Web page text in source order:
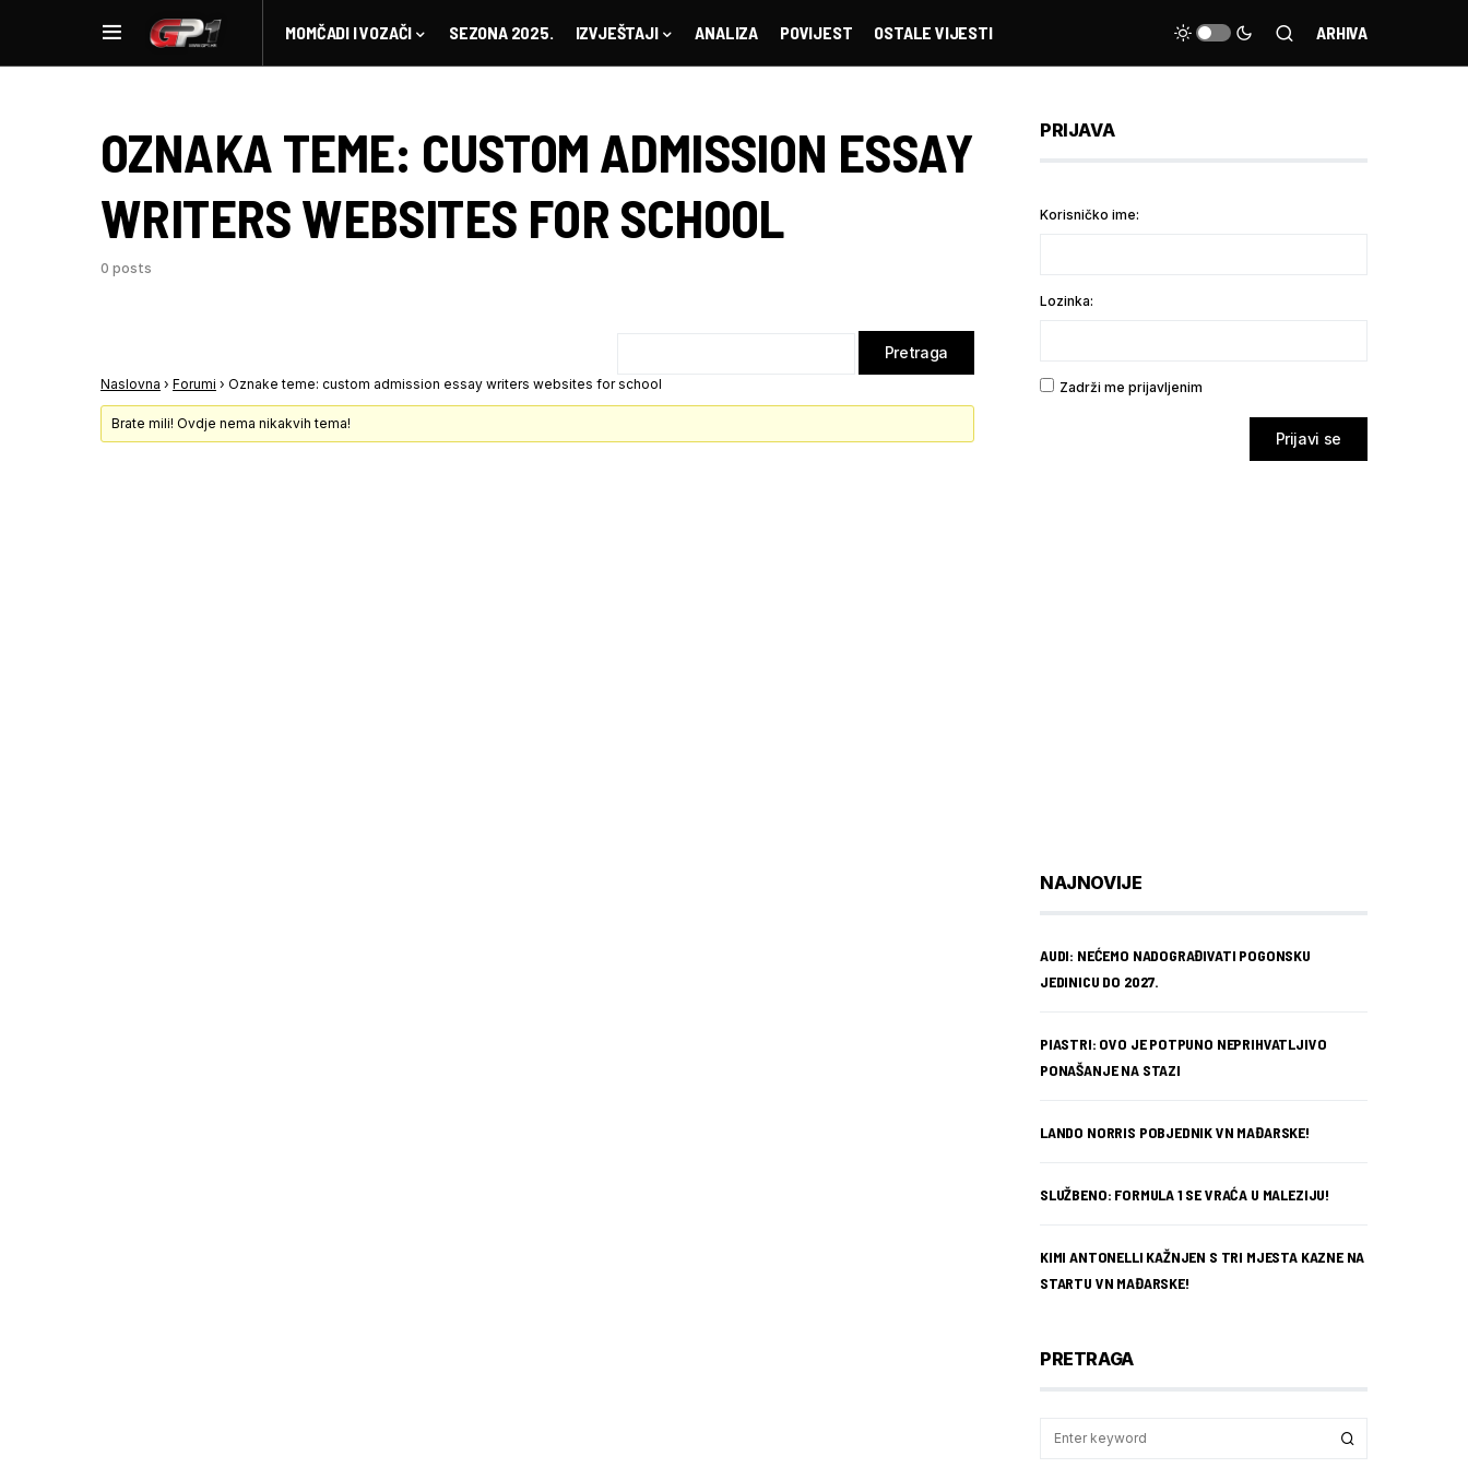
MOMČADI I VOZAČI SEZONA 2025. IZVJEŠTAJI ANALIZA POVIJEST OSTALE VIJESTI ARHIVA
OZNAKA TEME: CUSTOM ADMISSION ESSAY
WRITERS WEBSITES FOR SCHOOL
0 posts
Naslovna › Forumi › Oznake teme: custom admission essay writers websites for school
Brate mili! Ovdje nema nikakvih tema!
PRIJAVA
Korisničko ime:
Lozinka:
Zadrži me prijavljenim
Prijavi se
NAJNOVIJE
AUDI: NEĆEMO NADOGRAĐIVATI POGONSKU
JEDINICU DO 2027.
PIASTRI: OVO JE POTPUNO NEPRIHVATLJIVO
PONAŠANJE NA STAZI
LANDO NORRIS POBJEDNIK VN MAĐARSKE!
SLUŽBENO: FORMULA 1 SE VRAĆA U MALEZIJU!
KIMI ANTONELLI KAŽNJEN S TRI MJESTA KAZNE NA
STARTU VN MAĐARSKE!
PRETRAGA